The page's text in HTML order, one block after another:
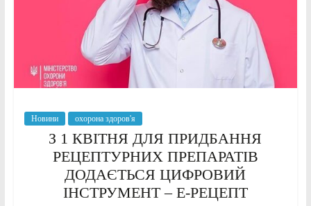
Новини охорона здоров'я
З 1 КВІТНЯ ДЛЯ ПРИДБАННЯ
РЕЦЕПТУРНИХ ПРЕПАРАТІВ
ДОДАЄТЬСЯ ЦИФРОВИЙ
ІНСТРУМЕНТ – Е-РЕЦЕПТ